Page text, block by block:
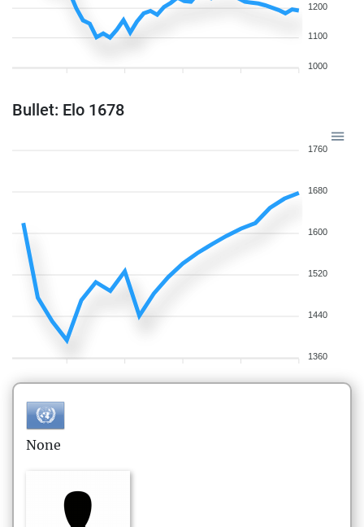
1200
1100
1000
Bullet: Elo 1678
1760
1680
1600
1520
1440
1360
None